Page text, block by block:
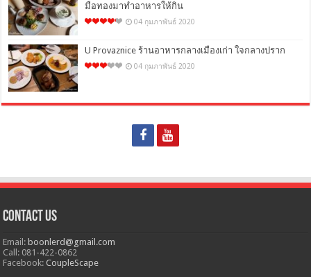
มือทองมาทำอาหารให้กิน
04 กุมภาพันธ์ 2020
U Provaznice ร้านอาหารกลางเมืองเก่า ใจกลางปราก
04 กุมภาพันธ์ 2020
Contact Us
Email:boonlerd@gmail.com
Call: 081-422-0862
Facebook:CoupleScape